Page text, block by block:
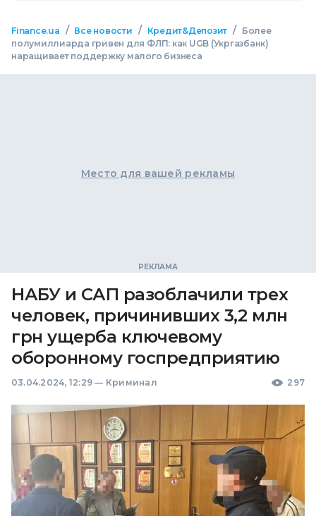
Finance.ua / Все новости / Кредит&Депозит /
Более
полумиллиарда гривен для ФЛП: как UGB (Укргазбанк)
наращивает поддержку малого бизнеса
Место для вашей рекламы
НАБУ и САП разоблачили трех
человек, причинивших 3,2 млн
грн ущерба ключевому
оборонному госпредприятию
03.04.2024, 12:29 — Криминал 297